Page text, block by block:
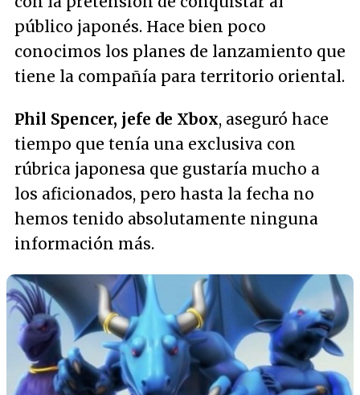
público japonés. Hace bien poco
conocimos los planes de lanzamiento que
tiene la compañía para territorio oriental.
Phil Spencer, jefe de Xbox, aseguró hace
tiempo que tenía una exclusiva con
rúbrica japonesa que gustaría mucho a
los aficionados, pero hasta la fecha no
hemos tenido absolutamente ninguna
información más.